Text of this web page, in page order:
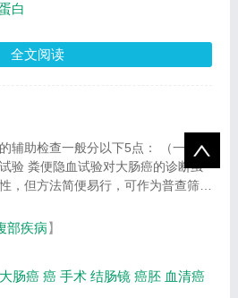
白
全文阅读
辅助检查一般分以下5点： （一）粪
验 粪便隐血试验对大肠癌的诊断虽
，但方法简便易行，可作为普查筛检
确诊大肠癌的最好方法。通过结肠镜
部疾病】
大肠癌 癌 手术 结肠镜 癌胚 血清癌